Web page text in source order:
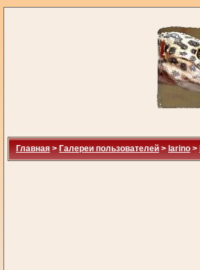
Главная > Галереи пользователей > larino >